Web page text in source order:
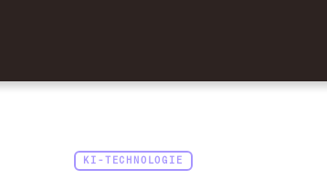
KI-TECHNOLOGIE